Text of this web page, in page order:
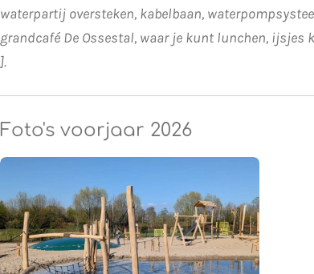
waterpartij oversteken, kabelbaan,
grandcafé De Ossestal, waar je kunt lunchen,
].
Foto's voorjaar 2026